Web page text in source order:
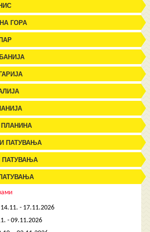
ГОРА
ПЛАНИНА
ПАТУВАЊА
- 17.11.2026
- 09.11.2026